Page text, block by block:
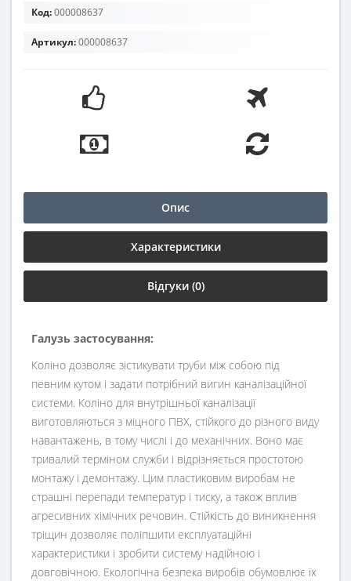
Код:000008637
Артикул:000008637
Опис
Характеристики
Відгуки (0)
Галузь застосування:
Коліно дозволяє зістикувати труби між собою під
певним кутом і задати потрібний вигин каналізаційної
системи. Коліно для внутрішньої каналізації
виготовляються з міцного ПВХ, стійкого до різного виду
навантажень, в тому числі і до механічних. Воно має
тривалий терміном служби і відрізняється простотою
монтажу і демонтажу. Цим пластиковим виробам не
страшні перепади температур і тиску, а також вплив
агресивних хімічних речовин. Стійкість до виникнення
тріщин дозволяє поліпшити експлуатаційні
характеристики і зробити систему надійною і
довговічною. Екологічна безпека виробів обумовлює їх